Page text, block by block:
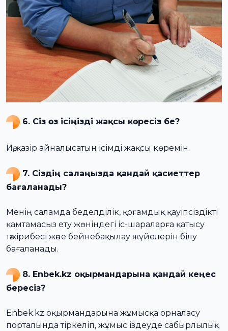
6. Сіз өз ісіңізді жақсы көресіз бе?
Иә, қазір айналысатын ісімді жақсы көремін.
7. Сіздің салаңызда қандай қасиеттер
бағаланады?
Менің саламда беделділік, қоғамдық қауіпсіздікті
қамтамасыз ету жөніндегі іс-шараларға қатысу
тәжірибесі және бейнебақылау жүйелерін білу
бағаланады.
8. Enbek.kz оқырмандарына қандай кеңес
бересіз?
Enbek.kz оқырмандарына жұмысқа орналасу
порталында тіркеліп, жұмыс іздеуде сабырлылық